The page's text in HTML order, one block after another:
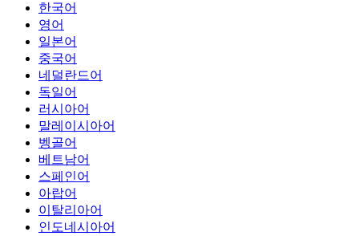
한국어
영어
일본어
중국어
네덜란드어
독일어
러시아어
말레이시아어
벵골어
베트남어
스페인어
아랍어
이탈리아어
인도네시아어